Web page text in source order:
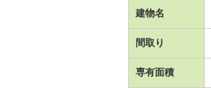
建物名
間取り
専有面積